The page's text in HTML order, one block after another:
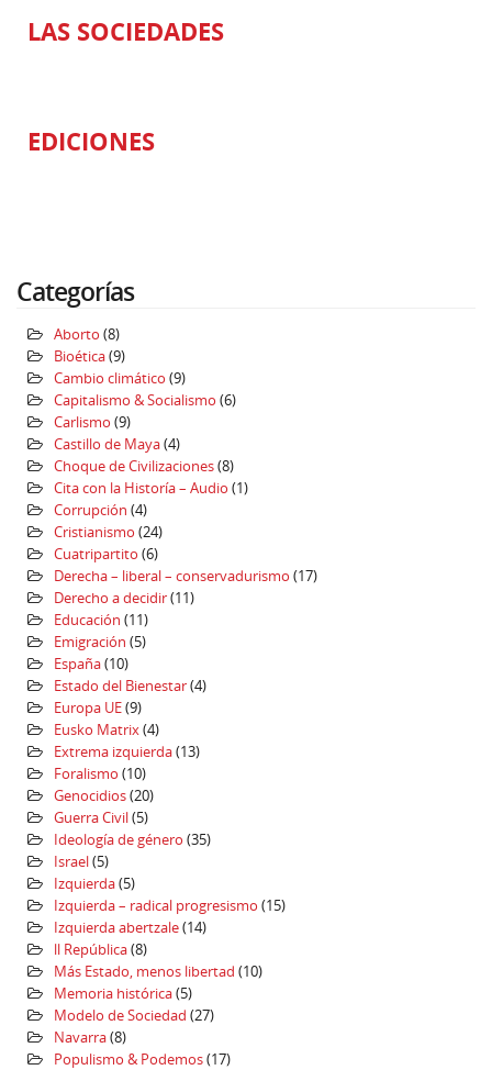
LAS SOCIEDADES
EDICIONES
Categorías
Aborto (8)
Bioética(9)
Cambio climático (9)
Capitalismo & Socialismo (6)
Carlismo (9)
Castillo de Maya(4)
Choque de Civilizaciones(8)
Cita con la Historía – Audio (1)
Corrupción (4)
Cristianismo (24)
Cuatripartito (6)
Derecha – liberal – conservadurismo (17)
Derecho a decidir(11)
Educación (11)
Emigración (5)
España(10)
Estado del Bienestar(4)
Europa UE(9)
Eusko Matrix(4)
Extrema izquierda(13)
Foralismo (10)
Genocidios(20)
Guerra Civil(5)
Ideología de género (35)
Israel(5)
Izquierda(5)
Izquierda – radical progresismo (15)
Izquierda abertzale(14)
ll República(8)
Más Estado, menos libertad (10)
Memoria histórica(5)
Modelo de Sociedad (27)
Navarra(8)
Populismo & Podemos(17)